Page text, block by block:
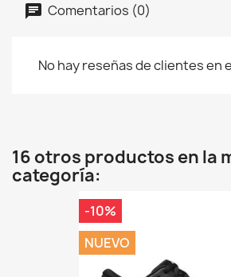
Comentarios (0)
No hay reseñas de clientes en
16 otros productos en la
categoría:
-10%
NUEVO